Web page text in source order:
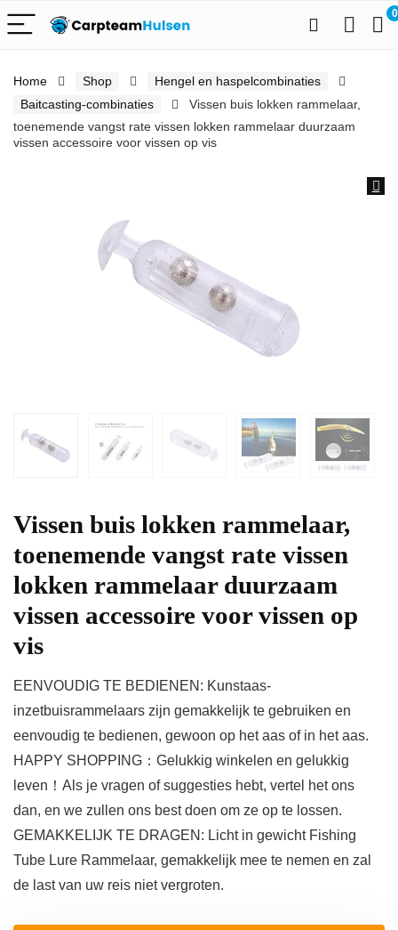
0
Home Shop
Hengel en haspelcombinaties
Baitcasting-combinaties
Vissen buis lokken rammelaar,
toenemende vangst rate vissen lokken rammelaar duurzaam
vissen accessoire voor vissen op vis
Vissen buis lokken rammelaar,
toenemende vangst rate vissen
lokken rammelaar duurzaam
vissen accessoire voor vissen op
vis
EENVOUDIG TE BEDIENEN: Kunstaas-
inzetbuisrammelaars zijn gemakkelijk te gebruiken en
eenvoudig te bedienen, gewoon op het aas of in het aas.
HAPPY SHOPPING：Gelukkig winkelen en gelukkig
leven！Als je vragen of suggesties hebt, vertel het ons
dan, en we zullen ons best doen om ze op te lossen.
GEMAKKELIJK TE DRAGEN: Licht in gewicht Fishing
Tube Lure Rammelaar, gemakkelijk mee te nemen en zal
de last van uw reis niet vergroten.